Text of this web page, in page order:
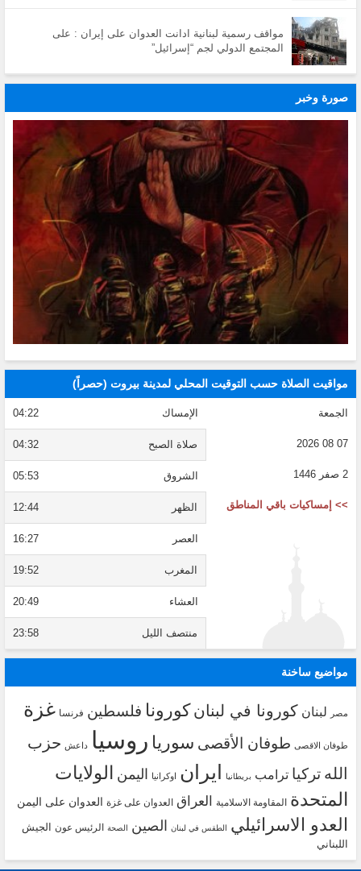
مواقف رسمية لبنانية ادانت العدوان على إيران : على
المجتمع الدولي لجم “إسرائيل”
صورة وخبر
مواقيت الصلاة حسب التوقيت المحلي لمدينة بيروت (حصراً)
الجمعة
07 08 2026
2 صفر 1446
>> إمساكيات باقي المناطق
الإمساك 04:22
صلاة الصبح 04:32
الشروق 05:53
الظهر 12:44
العصر 16:27
المغرب 19:52
العشاء 20:49
منتصف الليل 23:58
مواضيع ساخنة
مصر لبنان كورونا في لبنانكورونا فلسطين فرنسا غزة
طوفان الاقصى طوفان الأقصى سوريا روسيا داعش حزب
الله تركيا ترامب بريطانيا ايران اوكرانيا اليمن الولايات
المتحدة المقاومة الاسلامية العراق العدوان على غزة العدوان على اليمن
العدو الاسرائيلي الطقس في لبنان الصين الصحة الرئيس عون الجيش
اللبناني